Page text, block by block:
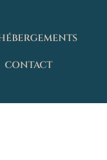
CONTACT